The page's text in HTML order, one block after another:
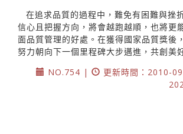
在追求品質的過程中，難免有困難與挫
信心且把握方向，將會越跑越順，也將更
面品質管理的好處。在獲得國家品質獎後
努力朝向下一個里程碑大步邁進，共創美
NO.754 |
更新時間：2010-